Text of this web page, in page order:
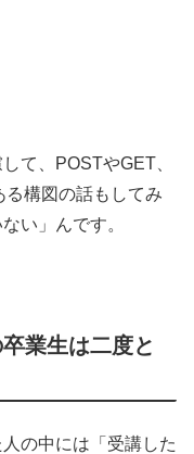
て、POSTやGET、
構図の話もしてみ
い」んです。
業生は二度と
の中には「受講した